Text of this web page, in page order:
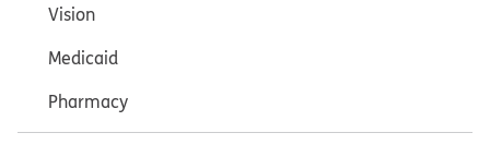
Vision
Medicaid
Pharmacy